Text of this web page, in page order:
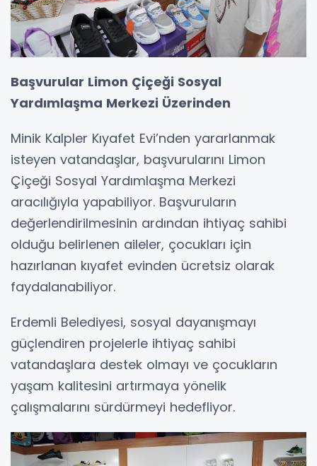
Başvurular Limon Çiçeği Sosyal
Yardımlaşma Merkezi Üzerinden
Minik Kalpler Kıyafet Evi’nden yararlanmak
isteyen vatandaşlar, başvurularını Limon
Çiçeği Sosyal Yardımlaşma Merkezi
aracılığıyla yapabiliyor. Başvuruların
değerlendirilmesinin ardından ihtiyaç sahibi
olduğu belirlenen aileler, çocukları için
hazırlanan kıyafet evinden ücretsiz olarak
faydalanabiliyor.
Erdemli Belediyesi, sosyal dayanışmayı
güçlendiren projelerle ihtiyaç sahibi
vatandaşlara destek olmayı ve çocukların
yaşam kalitesini artırmaya yönelik
çalışmalarını sürdürmeyi hedefliyor.